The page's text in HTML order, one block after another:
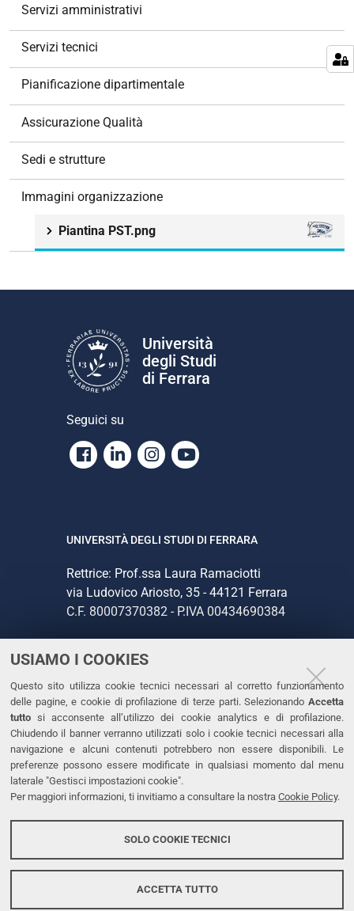
USIAMO I COOKIES
Questo sito utilizza cookie tecnici necessari al corretto funzionamento
delle pagine, e cookie di profilazione di terze parti. Selezionando Accetta
tutto si acconsente all’utilizzo dei cookie analytics e di profilazione.
Chiudendo il banner verranno utilizzati solo i cookie tecnici necessari alla
navigazione e alcuni contenuti potrebbero non essere disponibili. Le
preferenze possono essere modificate in qualsiasi momento dal menu
laterale "Gestisci impostazioni cookie".
Per maggiori informazioni, ti invitiamo a consultare la nostra Cookie Policy.
SOLO COOKIE TECNICI
ACCETTA TUTTO
Servizi amministrativi
Servizi tecnici
Pianificazione dipartimentale
Assicurazione Qualità
Sedi e strutture
Immagini organizzazione
Piantina PST.png
Università
degli Studi
di Ferrara
Seguici su
Facebook
LinkedinInstagram
Youtube
UNIVERSITÀ DEGLI STUDI DI FERRARA
Rettrice: Prof.ssa Laura Ramaciotti
via Ludovico Ariosto, 35 - 44121 Ferrara
C.F. 80007370382 - P.IVA 00434690384
CONTATTI
Tel. +39 0532 293111
Fax. +39 0532 293031
PEC
LINKS
Dichiarazione di accessibilità
Protezione dati personali